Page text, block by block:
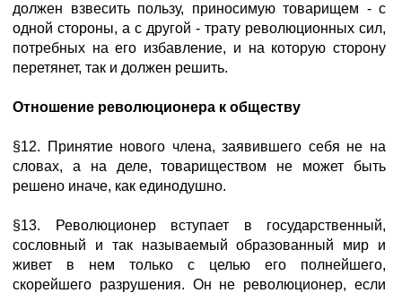
должен взвесить пользу, приносимую товарищем - с
одной стороны, а с другой - трату революционных сил,
потребных на его избавление, и на которую сторону
перетянет, так и должен решить.
Отношение революционера к обществу
§12. Принятие нового члена, заявившего себя не на
словах, а на деле, товариществом не может быть
решено иначе, как единодушно.
§13. Революционер вступает в государственный,
сословный и так называемый образованный мир и
живет в нем только с целью его полнейшего,
скорейшего разрушения. Он не революционер, если